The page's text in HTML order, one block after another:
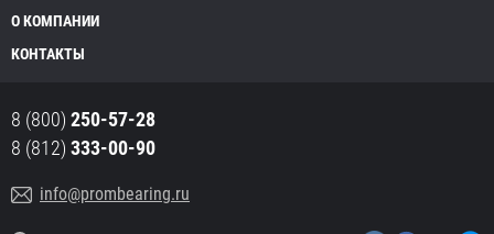
О КОМПАНИИ
КОНТАКТЫ
8 (800) 250-57-28
8 (812) 333-00-90
info@prombearing.ru